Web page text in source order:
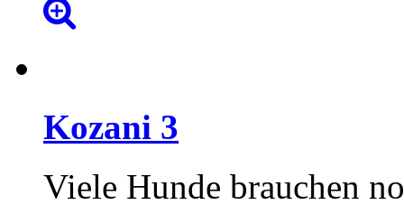
Kozani 3
Viele Hunde brauchen